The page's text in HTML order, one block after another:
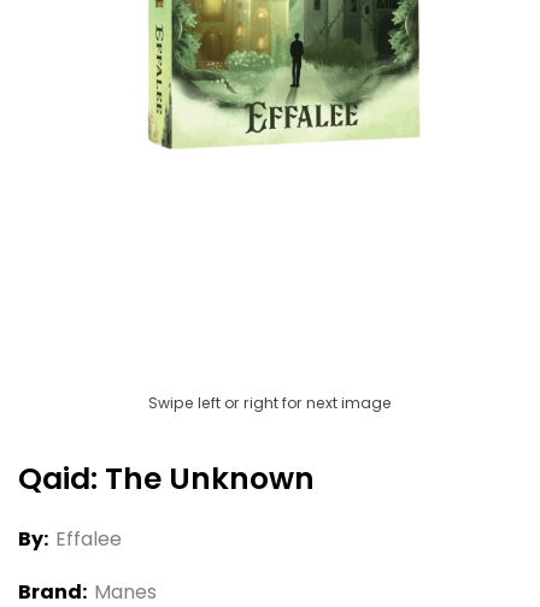
Swipe left or right for next image
Qaid: The Unknown
By: Effalee
Brand: Manes